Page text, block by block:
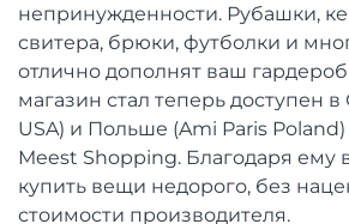
непринужденности. Рубашки,
свитера, брюки, футболки и
отлично дополнят ваш
магазин стал теперь доступен
USA) и Польше (Ami Paris Poland)
Meest Shopping. Благодаря ему
купить вещи недорого, без
стоимости производителя.